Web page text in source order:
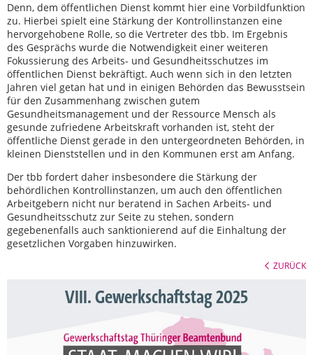
Denn, dem öffentlichen Dienst kommt hier eine Vorbildfunktion
zu. Hierbei spielt eine Stärkung der Kontrollinstanzen eine
hervorgehobene Rolle, so die Vertreter des tbb. Im Ergebnis
des Gesprächs wurde die Notwendigkeit einer weiteren
Fokussierung des Arbeits- und Gesundheitsschutzes im
öffentlichen Dienst bekräftigt. Auch wenn sich in den letzten
Jahren viel getan hat und in einigen Behörden das Bewusstsein
für den Zusammenhang zwischen gutem
Gesundheitsmanagement und der Ressource Mensch als
gesunde zufriedene Arbeitskraft vorhanden ist, steht der
öffentliche Dienst gerade in den untergeordneten Behörden, in
kleinen Dienststellen und in den Kommunen erst am Anfang.
Der tbb fordert daher insbesondere die Stärkung der
behördlichen Kontrollinstanzen, um auch den öffentlichen
Arbeitgebern nicht nur beratend in Sachen Arbeits- und
Gesundheitsschutz zur Seite zu stehen, sondern
gegebenenfalls auch sanktionierend auf die Einhaltung der
gesetzlichen Vorgaben hinzuwirken.
ZURÜCK
VIII. Gewerkschaftstag 2025